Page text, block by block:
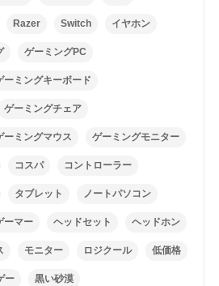
Razer Switch イヤホン
ゲーミングPC
ーミングキーボード
ゲーミングチェア
ーミングマウス ゲーミングモニター
コスパ コントローラー
タブレット ノートパソコン
ーマー ヘッドセット ヘッドホン
モニター ロジクール 低価格
ー 黒い砂漠